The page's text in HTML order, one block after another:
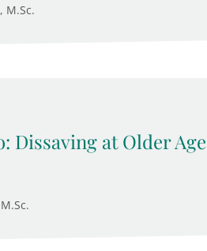
M.Sc.
Dissaving at Older